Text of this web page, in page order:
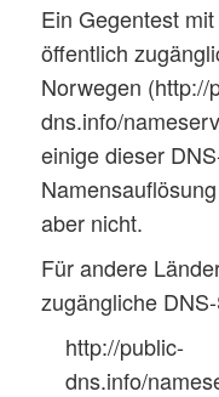
Ein Gegentest
öffentlich
Norwegen (http://
dns.info/
einige dieser
aber nicht.
Für andere
zugängliche
http://public-
dns.info/